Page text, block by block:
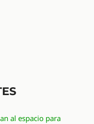
al espacio para